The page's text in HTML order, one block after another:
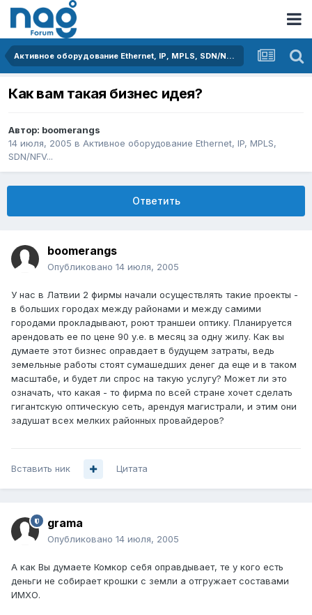
Активное оборудование Ethernet, IP, MPLS, SDN/NFV...
Как вам такая бизнес идея?
Автор: boomerangs
14 июля, 2005 в Активное оборудование Ethernet, IP, MPLS,
SDN/NFV...
Ответить
boomerangs
Опубликовано 14 июля, 2005
У нас в Латвии 2 фирмы начали осуществлять такие проекты -
в больших городах между районами и между самими
городами прокладывают, роют траншеи оптику. Планируется
арендовать ее по цене 90 у.е. в месяц за одну жилу. Как вы
думаете этот бизнес оправдает в будущем затраты, ведь
земельные работы стоят сумашедших денег да еще и в таком
масштабе, и будет ли спрос на такую услугу? Может ли это
означать, что какая - то фирма по всей стране хочет сделать
гигантскую оптическую сеть, арендуя магистрали, и этим они
задушат всех мелких районных провайдеров?
Вставить ник Цитата
grama
Опубликовано 14 июля, 2005
А как Вы думаете Комкор себя оправдывает, те у кого есть
деньги не собирает крошки с земли а отгружает составами
ИМХО.